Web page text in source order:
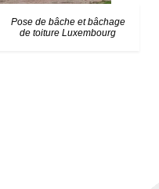
Pose de bâche et bâchage
de toiture Luxembourg